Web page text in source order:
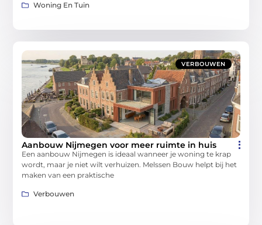
Woning En Tuin
VERBOUWEN
Aanbouw Nijmegen voor meer ruimte in huis
Een aanbouw Nijmegen is ideaal wanneer je woning te krap
wordt, maar je niet wilt verhuizen. Melssen Bouw helpt bij het
maken van een praktische
Verbouwen